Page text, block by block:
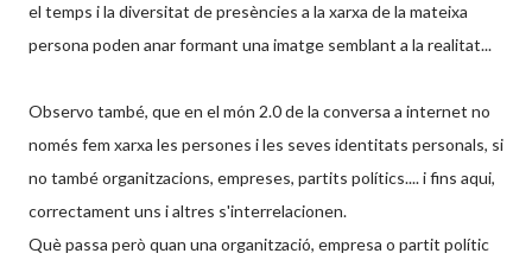
el temps i la diversitat de presències a la xarxa de la mateixa
persona poden anar formant una imatge semblant a la realitat...
Observo també, que en el món 2.0 de la conversa a internet no
només fem xarxa les persones i les seves identitats personals, si
no també organitzacions, empreses, partits polítics.... i fins aqui,
correctament uns i altres s'interrelacionen.
Què passa però quan una organització, empresa o partit polític